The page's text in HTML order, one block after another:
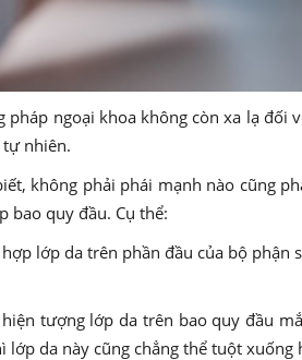
pháp ngoại khoa không còn xa lạ
nhiên.
không phải phái mạnh nào cũng
bao quy đầu. Cụ thể:
lớp da trên phần đầu của bộ
tượng lớp da trên bao quy đầu
lớp da này cũng chẳng thể tuột